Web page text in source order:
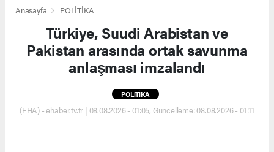
Anasayfa POLİTİKA
Türkiye, Suudi Arabistan ve
Pakistan arasında ortak savunma
anlaşması imzalandı
POLİTİKA
(EHA) - ehaber.tv.tr | 08.08.2026 - 01:05, Güncelleme: 08.08.2026 - 01:11